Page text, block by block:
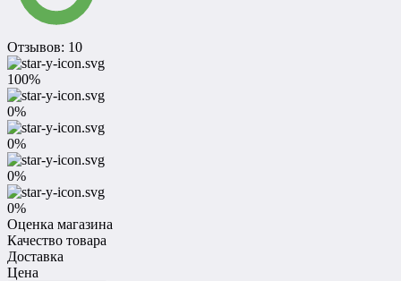
Отзывов: 10
100%
0%
0%
0%
0%
Оценка магазина
Качество товара
Доставка
Цена